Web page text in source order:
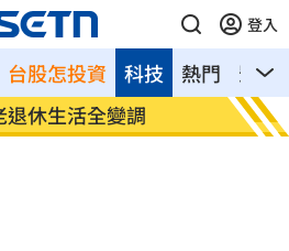
登入
台股怎投資 熱門 影音
科技
休生活全變調
記憶
襲